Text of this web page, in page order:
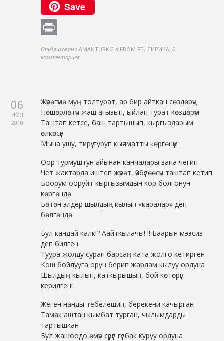
Copy
Link
Save
Опубликовано AMANTURKG в FROM FB, ЛИРИКА,0
комментариев
06
НОЯ
2010
Жүрөгүмө муң толтурат, ар бир айткан сөздөрүң
Нөшөрлөтүп жаш агызып, ыйлап турат көздөрүм
Таштап кетсе, баш тартышып, кыргыздарым
өлкөсүн
Мына ушу, тирүү туруп кыяматты көргөнүм
Оор турмуштун айынан канчалары запа чегип
Чет жактарда иштеп жүрөт, үйбүлөөсүн таштап кетип
Боорум ооруйт кыргызымдын кор болгонун
көргөндө
Бөтөн элдер шылдың кылып «каралар» деп
бөлгөндө
Бул кандай калк!? Аайткылачы! !! Баарын мээсиз
деп билген.
Туура жолду сурап барсаң ката жолго кетирген
Кош бойлууга орун берип жардам кылуу ордуна
Шылдың кылып, каткырышып, бой көтөрүп
керилген!
Жеген нанды тебелешип, берекени качырган
Тамак аштан кымбат турган, чылымдарды
тартышкан
Бул жашоодо өмүр сүрүп гүлбак куруу ордуна